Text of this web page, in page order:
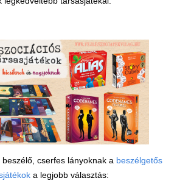
cserfes lányoknak a beszélgetős
a legjobb választás: